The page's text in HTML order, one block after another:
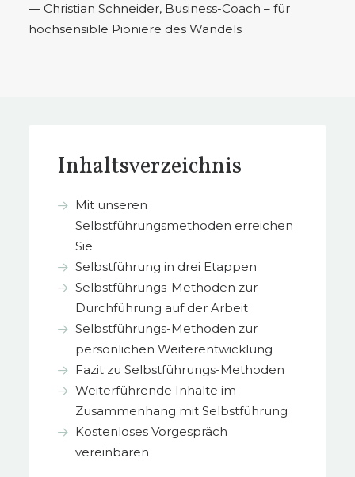
— Christian Schneider, Business-Coach – für
hochsensible Pioniere des Wandels
Inhaltsverzeichnis
Mit unseren
Selbstführungsmethoden erreichen
Sie
Selbstführung in drei Etappen
Selbstführungs-Methoden zur
Durchführung auf der Arbeit
Selbstführungs-Methoden zur
persönlichen Weiterentwicklung
Fazit zu Selbstführungs-Methoden
Weiterführende Inhalte im
Zusammenhang mit Selbstführung
Kostenloses Vorgespräch
vereinbaren